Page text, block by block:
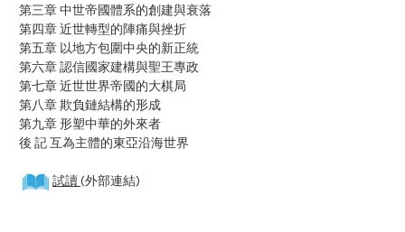
第三章 中世帝國體系的創建與衰落
第四章 近世轉型的陣痛與挫折
第五章 以地方包圍中央的新正統
第六章 認信國家建構與聖王專政
第七章 近世世界帝國的大棋局
第八章 欺負鏈結構的形成
第九章 形塑中華的外來者
後 記 互為主體的東亞沿海世界
試讀(外部連結)